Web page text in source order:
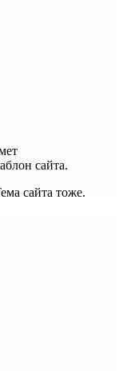
сайта.
сайта тоже.